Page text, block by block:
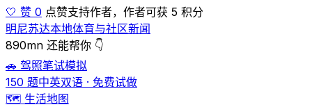
🤍 赞 0 点赞支持作者，作者可获 5 积分
明尼苏达本地体育与社区新闻
890mn 还能帮你 👇
🚗 驾照笔试模拟
150 题中英双语 · 免费试做
🗺️ 生活地图